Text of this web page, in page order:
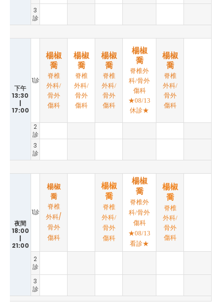
3
診
下午
13:30
|
17:00
1診
楊椒
喬
脊椎
外科/
骨外
傷科
楊椒
喬
脊椎
外科/
骨外
傷科
楊椒
喬
脊椎
外科/
骨外
傷科
楊椒
喬
脊椎外
科/骨外
傷科
★08/13
休診★
楊椒
喬
脊椎
外科/
骨外
傷科
2
診
3
診
夜間
18:00
|
21:00
1診
楊椒
喬
脊椎
外科/
骨外
傷科
楊椒
喬
脊椎
外科/
骨外
傷科
楊椒
喬
脊椎外
科/骨外
傷科
★08/13
看診★
楊椒
喬
脊椎
外科/
骨外
傷科
2
診
3
診